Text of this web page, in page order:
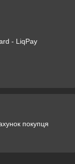
- LiqPay
покупця